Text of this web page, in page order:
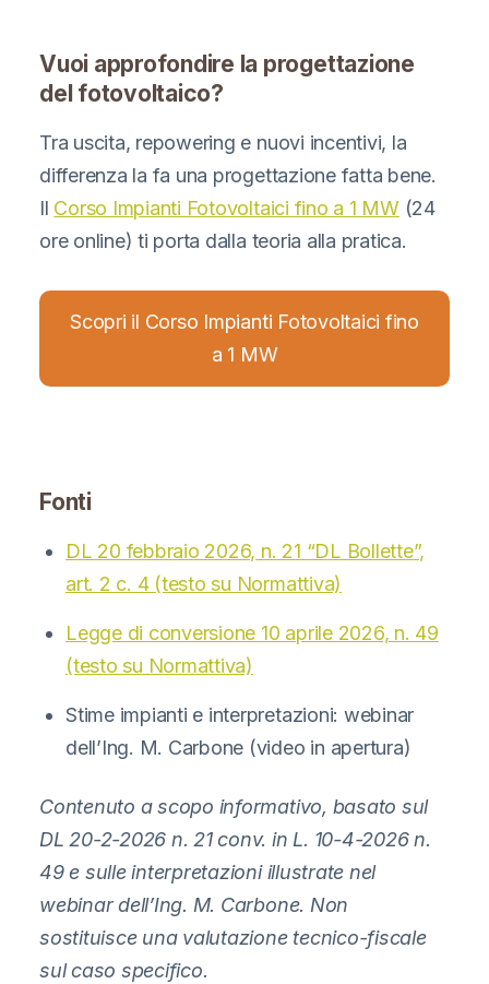
Vuoi approfondire la progettazione
del fotovoltaico?
Tra uscita, repowering e nuovi incentivi, la
differenza la fa una progettazione fatta bene.
Il Corso Impianti Fotovoltaici fino a 1 MW(24
ore online) ti porta dalla teoria alla pratica.
Scopri il Corso Impianti Fotovoltaici fino
a 1 MW
Fonti
DL 20 febbraio 2026, n. 21 “DL Bollette”,
art. 2 c. 4 (testo su Normattiva)
Legge di conversione 10 aprile 2026, n. 49
(testo su Normattiva)
Stime impianti e interpretazioni: webinar
dell’Ing. M. Carbone (video in apertura)
Contenuto a scopo informativo, basato sul
DL 20-2-2026 n. 21 conv. in L. 10-4-2026 n.
49 e sulle interpretazioni illustrate nel
webinar dell’Ing. M. Carbone. Non
sostituisce una valutazione tecnico-fiscale
sul caso specifico.